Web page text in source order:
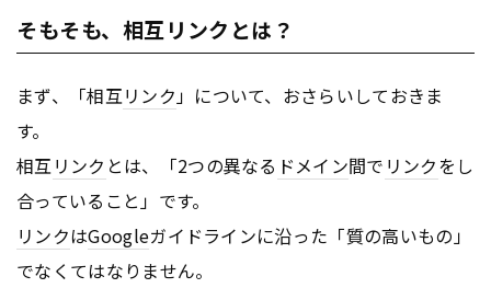
そもそも、相互リンクとは？
まず、「相互リンク」について、おさらいしておきま
す。
相互リンク とは、「2つの異なる ドメイン間で リンクをし
合っていること」です。
リンクはGoogleガイドラインに沿った「質の高いもの」
でなくてはなりません。